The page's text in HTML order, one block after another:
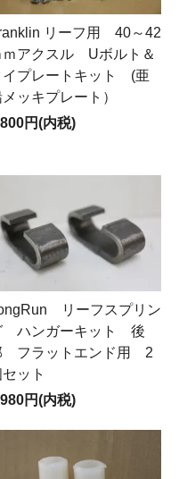
リーフ用 40～42
ｍアクスル Uボルト＆
イプレートキット (亜
ッキプレート）
円(内税)
リーフスプリン
ハンガーキット 後
フラットエンド用 2
ット
円(内税)